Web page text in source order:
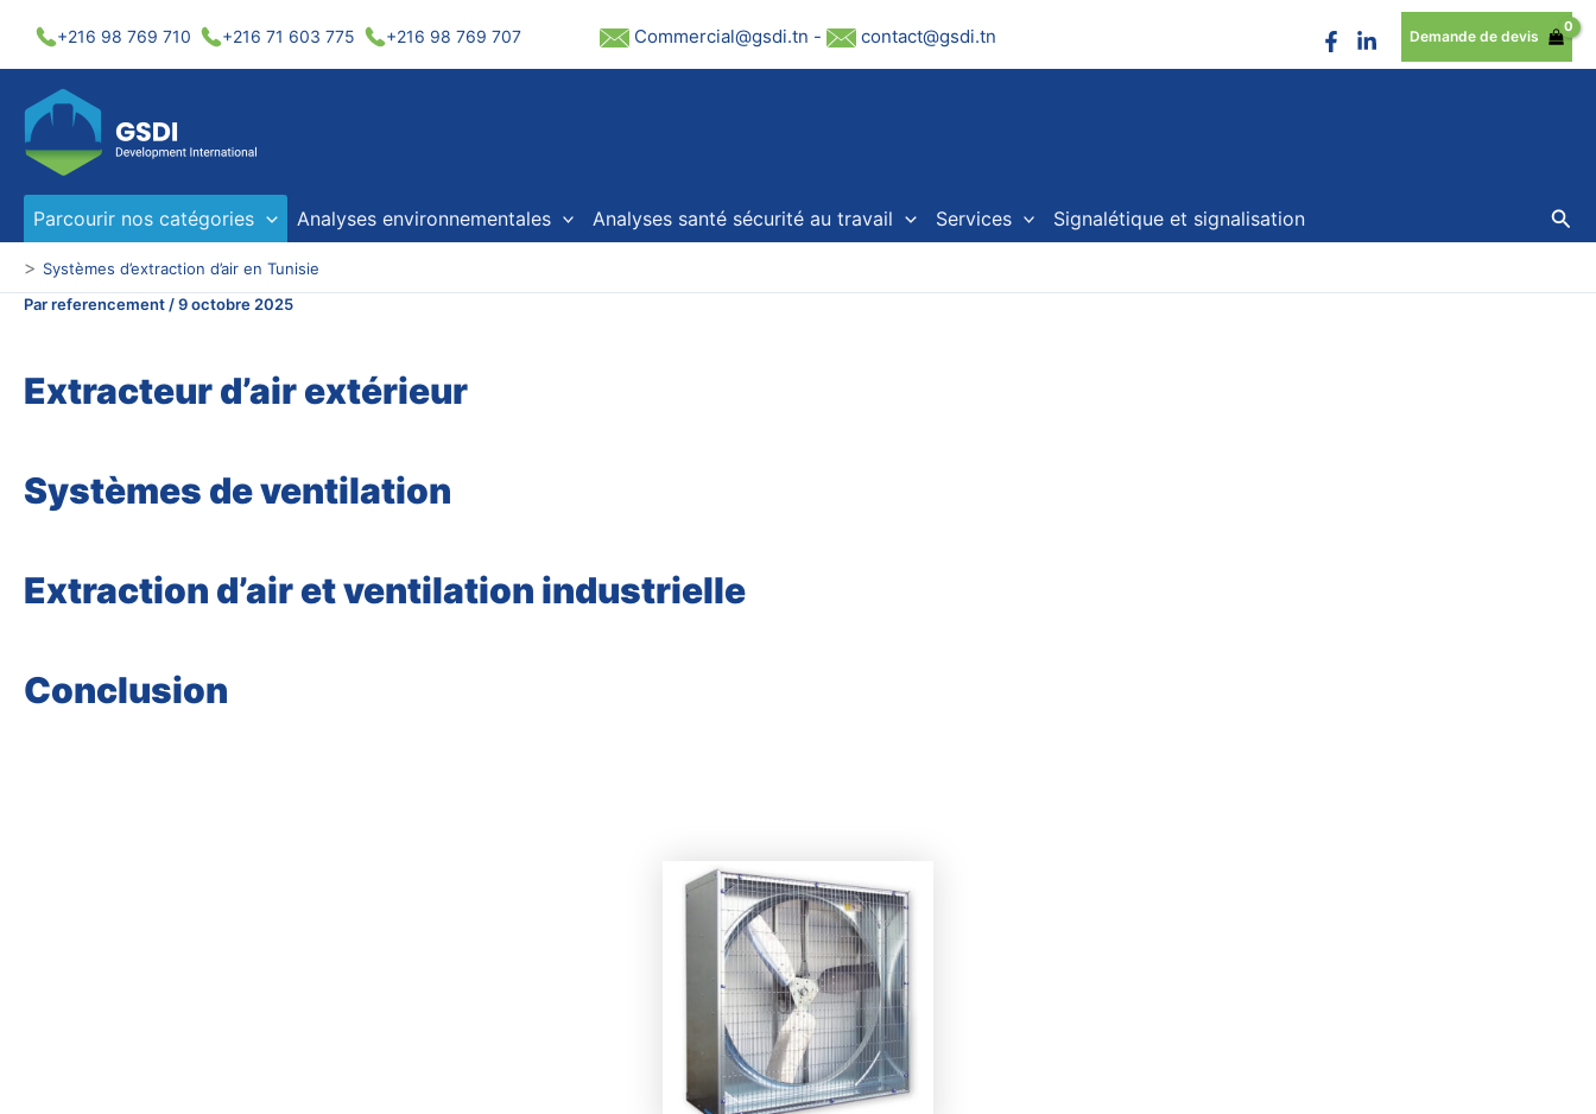
contenu
+216 98 769 710 +216 71 603 775 +216 98 769 707 Commercial@gsdi.tn - contact@gsdi.tn Demande de devis
Parcourir nos catégories Analyses environnementales Analyses santé sécurité au travail Services Signalétique et signalisation
> Systèmes d’extraction d’air en Tunisie
Parreferencement /9 octobre 2025
Extracteur d’air extérieur
Systèmes de ventilation
Extraction d’air et ventilation industrielle
Conclusion